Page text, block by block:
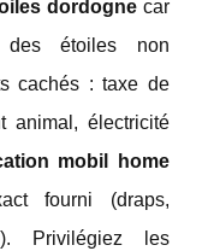
dordognecar
des étoiles non
cachés : taxe de
animal, électricité
mobil home
fourni (draps,
Privilégiez les